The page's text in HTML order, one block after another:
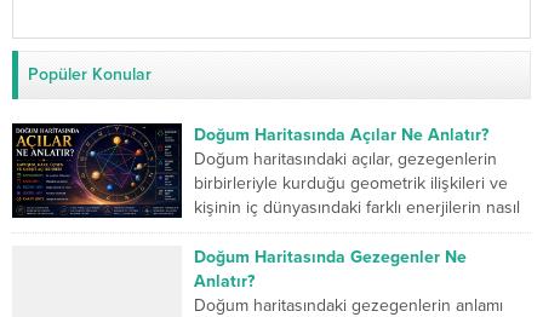
Popüler Konular
Doğum Haritasında Açılar Ne Anlatır?
Doğum haritasındaki açılar, gezegenlerin
birbirleriyle kurduğu geometrik ilişkileri ve
kişinin iç dünyasındaki farklı enerjilerin nasıl
çalıştığını gösterir. Kavuşum açısı iki...
Doğum Haritasında Gezegenler Ne
Anlatır?
Doğum haritasındaki gezegenlerin anlamı